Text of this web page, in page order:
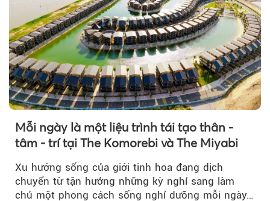
Mỗi ngày là một liệu trình tái tạo thân -
tâm - trí tại The Komorebi và The Miyabi
Xu hướng sống của giới tinh hoa đang dịch
chuyển từ tận hưởng những kỳ nghỉ sang làm
chủ một phong cách sống nghỉ dưỡng mỗi ngày…